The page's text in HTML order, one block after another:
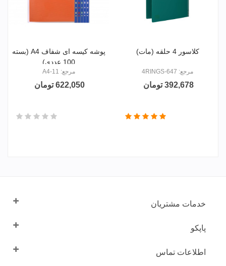
کلاسور 4 حلقه (مات)
مرجع: 647-4RINGS
392,678 تومان
پوشه کیسه ای شفاف A4 (بسته
100 عددی)
مرجع: 11-A4
622,050 تومان
خدمات مشتریان
پاپکو
اطلاعات تماس